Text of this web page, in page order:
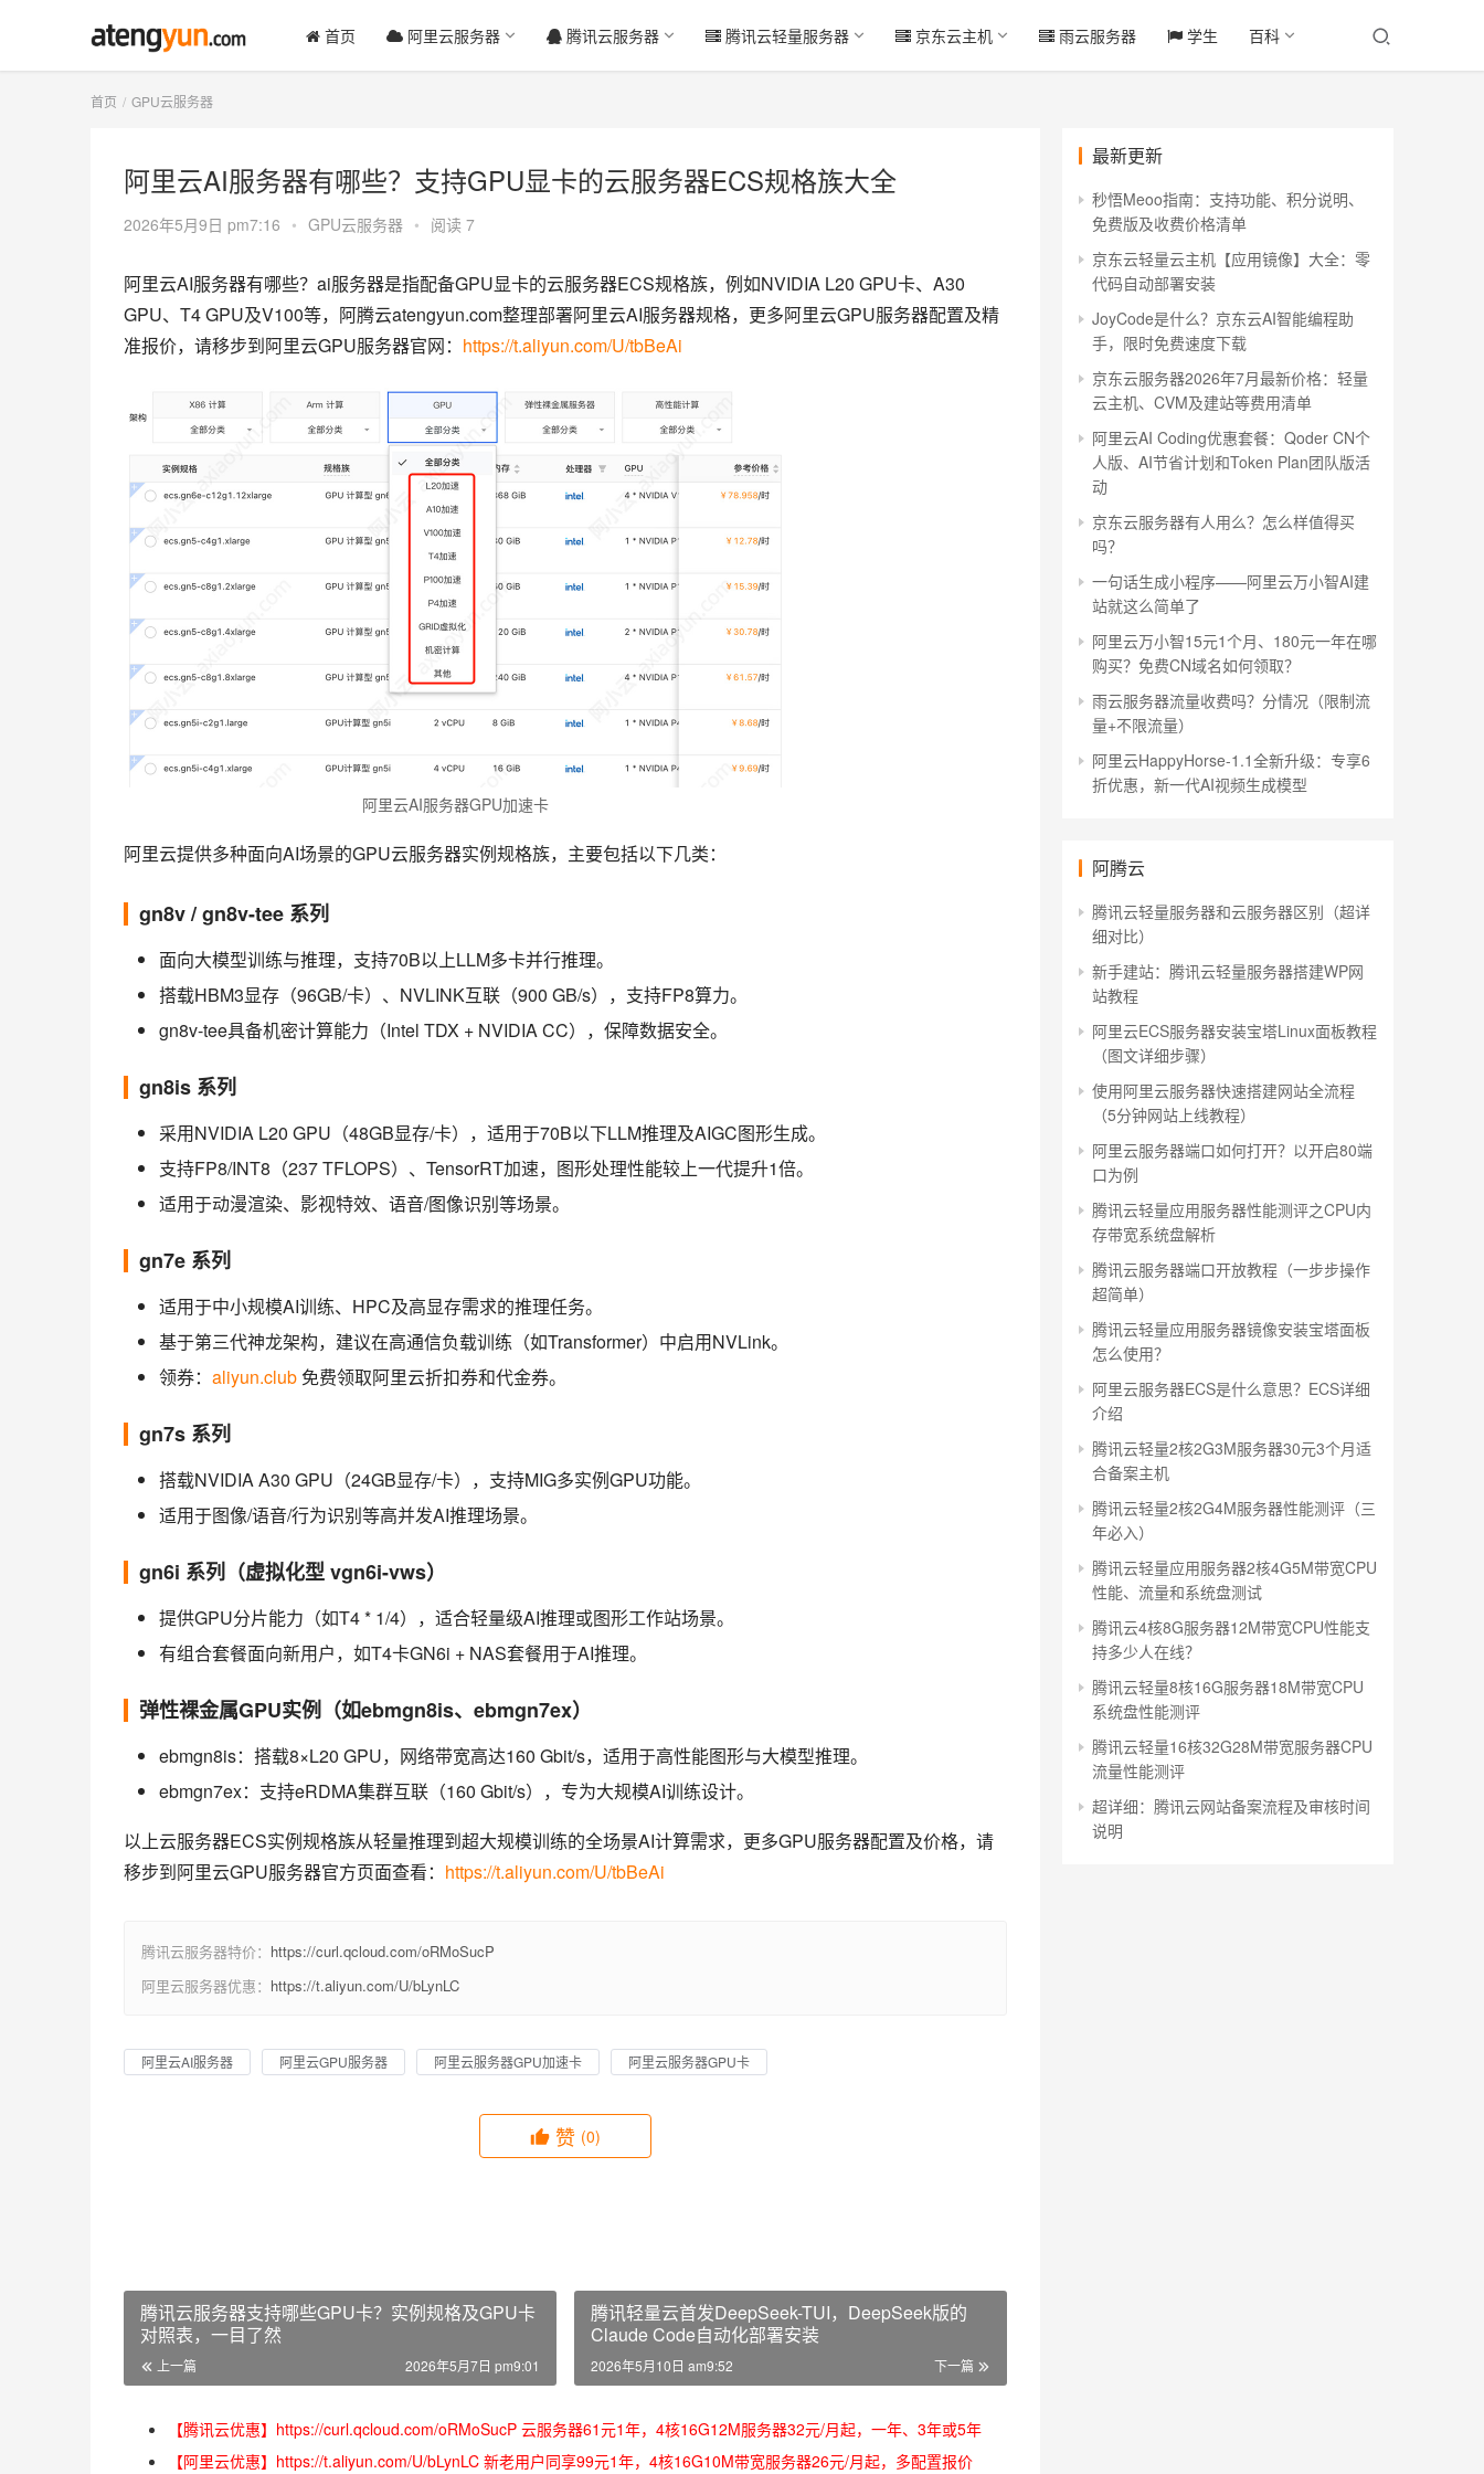
首页 阿里云服务器 腾讯云服务器 腾讯云轻量服务器 京东云主机 雨云服务器 学生 百科
首页 GPU云服务器
阿里云AI服务器有哪些？支持GPU显卡的云服务器ECS规格族大全
2026年5月9日 pm7:16 • GPU云服务器 • 阅读 7
阿里云AI服务器有哪些？ai服务器是指配备GPU显卡的云服务器ECS规格族，例如NVIDIA L20 GPU卡、A30
GPU、T4 GPU及V100等，阿腾云atengyun.com整理部署阿里云AI服务器规格，更多阿里云GPU服务器配置及精
准报价，请移步到阿里云GPU服务器官网： https://t.aliyun.com/U/tbBeAi
阿里云AI服务器GPU加速卡
阿里云提供多种面向AI场景的GPU云服务器实例规格族，主要包括以下几类：
gn8v / gn8v-tee 系列
面向大模型训练与推理，支持70B以上LLM多卡并行推理。
搭载HBM3显存（96GB/卡）、NVLINK互联（900 GB/s），支持FP8算力。
gn8v-tee具备机密计算能力（Intel TDX + NVIDIA CC），保障数据安全。
gn8is 系列
采用NVIDIA L20 GPU（48GB显存/卡），适用于70B以下LLM推理及AIGC图形生成。
支持FP8/INT8（237 TFLOPS）、TensorRT加速，图形处理性能较上一代提升1倍。
适用于动漫渲染、影视特效、语音/图像识别等场景。
gn7e 系列
适用于中小规模AI训练、HPC及高显存需求的推理任务。
基于第三代神龙架构，建议在高通信负载训练（如Transformer）中启用NVLink。
领券： aliyun.club 免费领取阿里云折扣券和代金券。
gn7s 系列
搭载NVIDIA A30 GPU（24GB显存/卡），支持MIG多实例GPU功能。
适用于图像/语音/行为识别等高并发AI推理场景。
gn6i 系列（虚拟化型 vgn6i-vws）
提供GPU分片能力（如T4 * 1/4），适合轻量级AI推理或图形工作站场景。
有组合套餐面向新用户，如T4卡GN6i + NAS套餐用于AI推理。
弹性裸金属GPU实例（如ebmgn8is、ebmgn7ex）
ebmgn8is：搭载8×L20 GPU，网络带宽高达160 Gbit/s，适用于高性能图形与大模型推理。
ebmgn7ex：支持eRDMA集群互联（160 Gbit/s），专为大规模AI训练设计。
以上云服务器ECS实例规格族从轻量推理到超大规模训练的全场景AI计算需求，更多GPU服务器配置及价格，请
移步到阿里云GPU服务器官方页面查看： https://t.aliyun.com/U/tbBeAi
腾讯云服务器特价： https://curl.qcloud.com/oRMoSucP
阿里云服务器优惠： https://t.aliyun.com/U/bLynLC
阿里云AI服务器 阿里云GPU服务器 阿里云服务器GPU加速卡 阿里云服务器GPU卡
赞 (0)
腾讯云服务器支持哪些GPU卡？实例规格及GPU卡
对照表，一目了然
上一篇 2026年5月7日 pm9:01
腾讯轻量云首发DeepSeek-TUI，DeepSeek版的
Claude Code自动化部署安装
下一篇
2026年5月10日 am9:52
【腾讯云优惠】https://curl.qcloud.com/oRMoSucP 云服务器61元1年，4核16G12M服务器32元/月起，一年、3年或5年
【阿里云优惠】https://t.aliyun.com/U/bLynLC 新老用户同享99元1年，4核16G10M带宽服务器26元/月起，多配置报价
最新更新
秒悟Meoo指南：支持功能、积分说明、
免费版及收费价格清单
京东云轻量云主机【应用镜像】大全：零
代码自动部署安装
JoyCode是什么？京东云AI智能编程助
手，限时免费速度下载
京东云服务器2026年7月最新价格：轻量
云主机、CVM及建站等费用清单
阿里云AI Coding优惠套餐：Qoder CN个
人版、AI节省计划和Token Plan团队版活
动
京东云服务器有人用么？怎么样值得买
吗？
一句话生成小程序——阿里云万小智AI建
站就这么简单了
阿里云万小智15元1个月、180元一年在哪
购买？免费CN域名如何领取？
雨云服务器流量收费吗？分情况（限制流
量+不限流量）
阿里云HappyHorse-1.1全新升级：专享6
折优惠，新一代AI视频生成模型
阿腾云
腾讯云轻量服务器和云服务器区别（超详
细对比）
新手建站：腾讯云轻量服务器搭建WP网
站教程
阿里云ECS服务器安装宝塔Linux面板教程
（图文详细步骤）
使用阿里云服务器快速搭建网站全流程
（5分钟网站上线教程）
阿里云服务器端口如何打开？以开启80端
口为例
腾讯云轻量应用服务器性能测评之CPU内
存带宽系统盘解析
腾讯云服务器端口开放教程（一步步操作
超简单）
腾讯云轻量应用服务器镜像安装宝塔面板
怎么使用？
阿里云服务器ECS是什么意思？ECS详细
介绍
腾讯云轻量2核2G3M服务器30元3个月适
合备案主机
腾讯云轻量2核2G4M服务器性能测评（三
年必入）
腾讯云轻量应用服务器2核4G5M带宽CPU
性能、流量和系统盘测试
腾讯云4核8G服务器12M带宽CPU性能支
持多少人在线？
腾讯云轻量8核16G服务器18M带宽CPU
系统盘性能测评
腾讯云轻量16核32G28M带宽服务器CPU
流量性能测评
超详细：腾讯云网站备案流程及审核时间
说明